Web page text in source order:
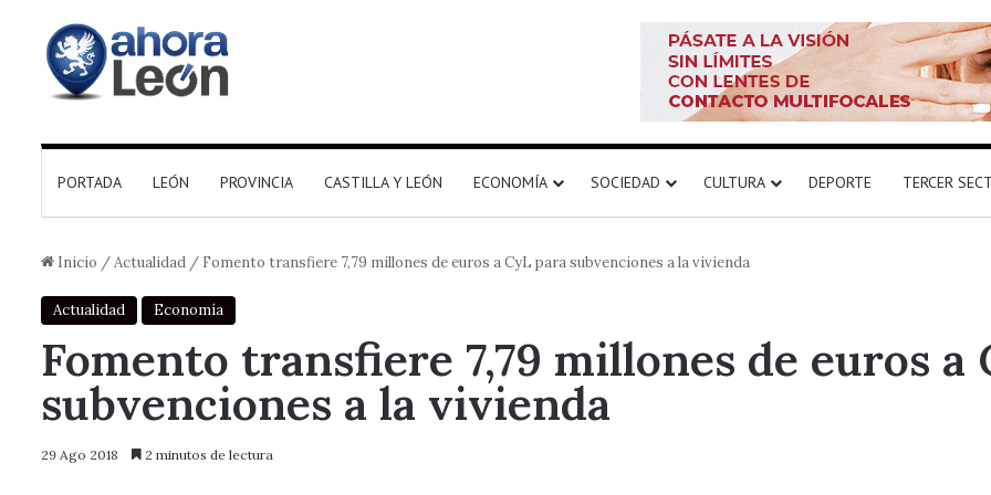
PORTADA LEÓN PROVINCIA CASTILLA Y LEÓN ECONOMÍA SOCIEDAD CULTURA DEPORTE TERCER
Inicio /Actualidad / Fomento transfiere 7,79 millones de euros a CyL para subvenciones a la vivienda
Actualidad Economía
Fomento transfiere 7,79 millones de euros a
subvenciones a la vivienda
29 Ago 2018 2 minutos de lectura